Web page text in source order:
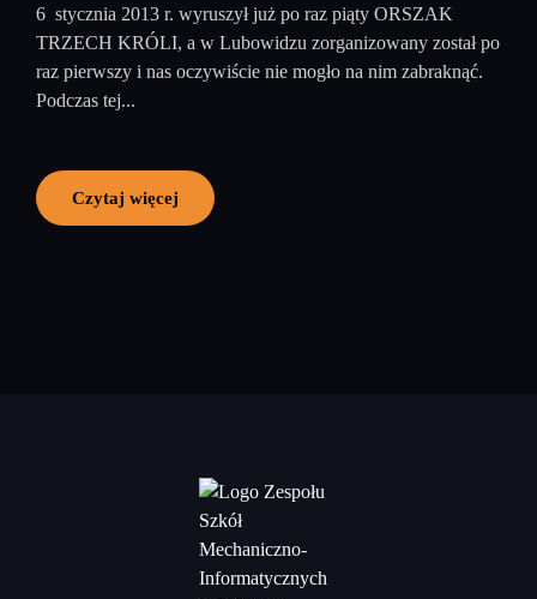
6 stycznia 2013 r. wyruszył już po raz piąty ORSZAK
TRZECH KRÓLI, a w Lubowidzu zorganizowany został po
raz pierwszy i nas oczywiście nie mogło na nim zabraknąć.
Podczas tej...
Czytaj więcej